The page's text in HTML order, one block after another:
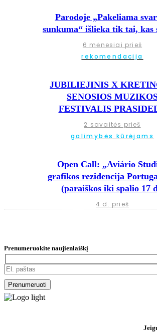
Parodoje „Pakeliama
sunkuma“ išlieka tik tai, kas
6 mėnesiai prieš
rekomendacija
JUBILIEJINIS X
SENOSIOS
FESTIVALIS
2 savaitės prieš
galimybės kūrėjams
Open Call: „Aviário
grafikos rezidencija
(paraiškos iki spalio 17
4 d. prieš
Prenumeruokite naujienlaiškį